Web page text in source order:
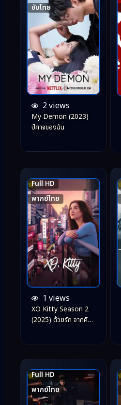
ซับไทย
2 views
My Demon (2023)
ปีศาจของฉัน
Full HD
พากย์ไทย
6.6
1 views
XO Kitty Season 2
(2025) ด้วยรัก จากคิต
Full HD
พากย์ไทย
8.1